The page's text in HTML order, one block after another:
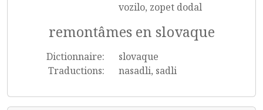
vozilo, zopet dodal
remontâmes en slovaque
Dictionnaire:
slovaque
Traductions:
nasadli, sadli